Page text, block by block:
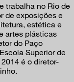
trabalha no Rio de
de exposições e
estética e
artes plásticas
do Paço
Superior de
é o diretor-